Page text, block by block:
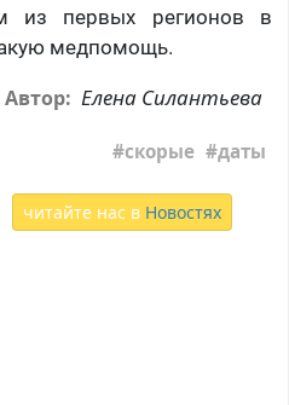
из первых регионов в
медпомощь.
Автор: Елена Силантьева
скорые даты
читайте нас в Новостях